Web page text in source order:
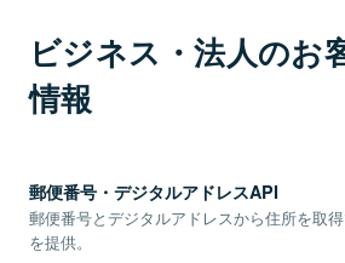
ビジネス・法人のお
情報
郵便番号・デジタルアドレスAPI
郵便番号とデジタルアドレスから住所を取
を提供。